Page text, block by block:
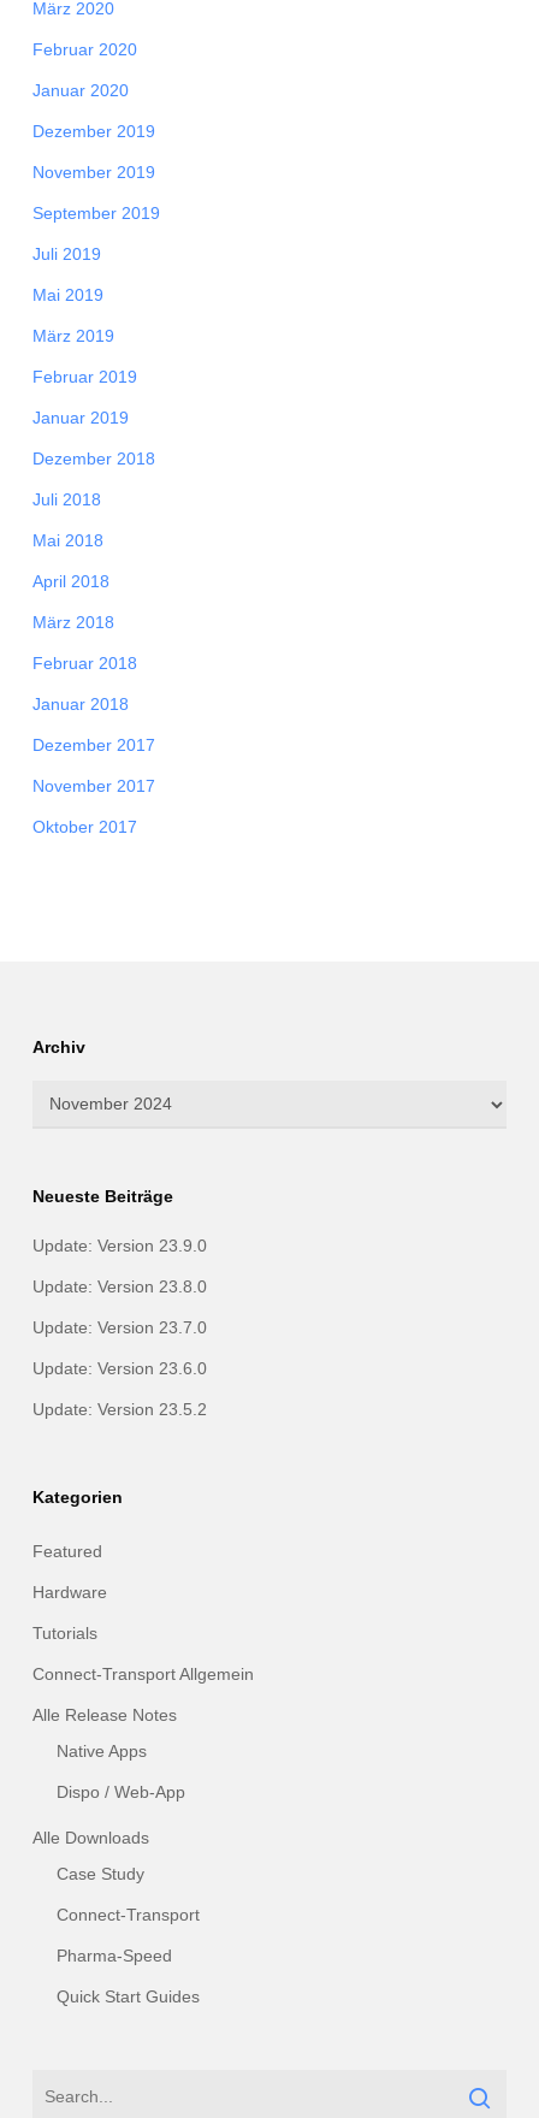
März 2020
Februar 2020
Januar 2020
Dezember 2019
November 2019
September 2019
Juli 2019
Mai 2019
März 2019
Februar 2019
Januar 2019
Dezember 2018
Juli 2018
Mai 2018
April 2018
März 2018
Februar 2018
Januar 2018
Dezember 2017
November 2017
Oktober 2017
Archiv
Archiv
Neueste Beiträge
Update: Version 23.9.0
Update: Version 23.8.0
Update: Version 23.7.0
Update: Version 23.6.0
Update: Version 23.5.2
Kategorien
Featured
Hardware
Tutorials
Connect-Transport Allgemein
Alle Release Notes
Native Apps
Dispo / Web-App
Alle Downloads
Case Study
Connect-Transport
Pharma-Speed
Quick Start Guides